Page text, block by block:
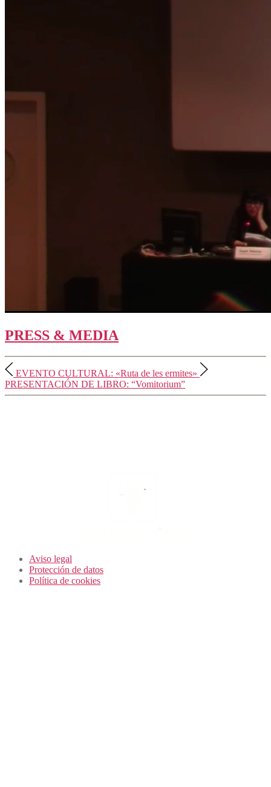
PRESS & MEDIA
EVENTO CULTURAL: «Ruta de les ermites»
PRESENTACIÓN DE LIBRO: “Vomitorium”
Aviso legal
Protección de datos
Política de cookies